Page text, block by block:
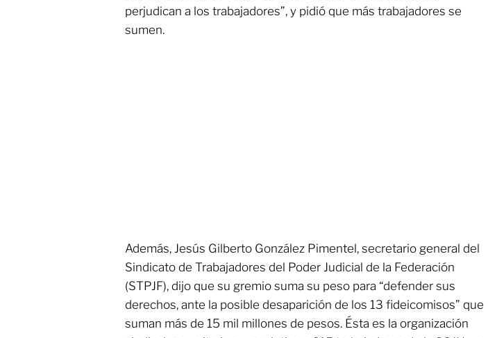
perjudican a los trabajadores”, y pidió que más trabajadores se
sumen.
Además, Jesús Gilberto González Pimentel, secretario general del
Sindicato de Trabajadores del Poder Judicial de la Federación
(STPJF), dijo que su gremio suma su peso para “defender sus
derechos, ante la posible desaparición de los 13 fideicomisos” que
suman más de 15 mil millones de pesos. Ésta es la organización